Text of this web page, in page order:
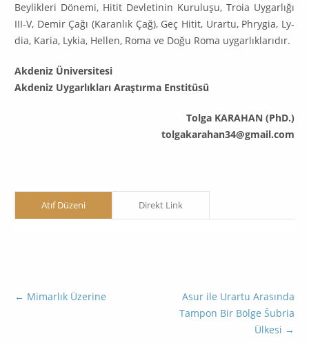
Beylikleri Dönemi, Hitit Devle­tinin Kuruluşu, Troia Uygarlığı
III-V, Demir Çağı (Karanlık Çağ), Geç Hitit, Urartu, Phrygia, Ly­
dia, Karia, Lykia, Hellen, Roma ve Doğu Roma uygarlıklarıdır.
Akdeniz Üniversitesi
Akdeniz Uygarlıkları Araştırma Enstitüsü
Tolga KARAHAN (PhD.)
tolgakarahan34@gmail.com
Atıf Düzeni Direkt Link
← Mimarlık Üzerine
Asur ile Urartu Arasında
Tampon Bir Bölge Šubria
Ülkesi →